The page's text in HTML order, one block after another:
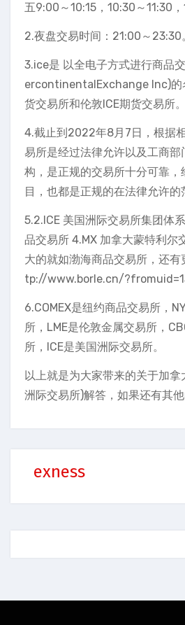
五9:00～10:15，10:30～11:30，
2.夜盘交易时间：21:00～23:30
3.ice是 以全电子方式进行商品
ercontinentalExchange Inc)的
货交易所和伦敦ICE期货交易所。
4.截止到2022年8月7日，根据
易所是经过法律允许以及工商
构，是正规的交易所十分可靠，
目，也都是正规的在法律允许的
5.2.ICE 美国洲际交易所集团体
品交易所 4.MX 加拿大蒙特利尔
大的就如渤海商品交易所，还
tp://www.borle.cn/
6.COMEX是纽约商品交易所，
所，LME是伦敦金属交易所，
所，ICE是美国洲际交易所。
以上就是为大家带来的关于加
洲际交易所)解答，如果还有其
exness